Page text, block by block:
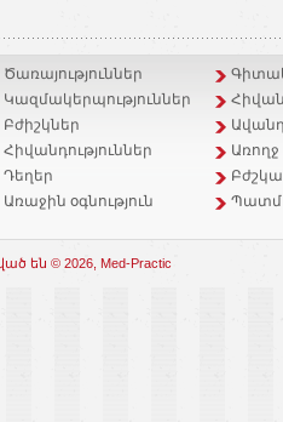
Ծառայություններ
Կազմակերպություններ
Բժիշկներ
Հիվանդություններ
Դեղեր
Առաջին օգնություն
են © 2026, Med-Practic